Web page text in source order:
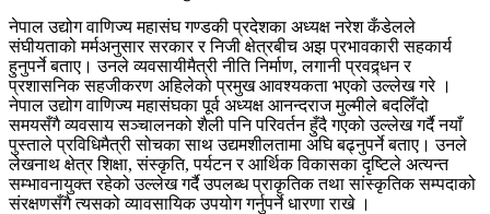
नेपाल उद्योग वाणिज्य महासंघ गण्डकी प्रदेशका अध्यक्ष नरेश कँडेलले
संघीयताको मर्मअनुसार सरकार र निजी क्षेत्रबीच अझ प्रभावकारी सहकार्य
हुनुपर्ने बताए। उनले व्यवसायीमैत्री नीति निर्माण, लगानी प्रवद्र्धन र
प्रशासनिक सहजीकरण अहिलेको प्रमुख आवश्यकता भएको उल्लेख गरे ।
नेपाल उद्योग वाणिज्य महासंघका पूर्व अध्यक्ष आनन्दराज मुल्मीले बदलिँदो
समयसँगै व्यवसाय सञ्चालनको शैली पनि परिवर्तन हुँदै गएको उल्लेख गर्दै नयाँ
पुस्ताले प्रविधिमैत्री सोचका साथ उद्यमशीलतामा अघि बढ्नुपर्ने बताए। उनले
लेखनाथ क्षेत्र शिक्षा, संस्कृति, पर्यटन र आर्थिक विकासका दृष्टिले अत्यन्त
सम्भावनायुक्त रहेको उल्लेख गर्दै उपलब्ध प्राकृतिक तथा सांस्कृतिक सम्पदाको
संरक्षणसँगै त्यसको व्यावसायिक उपयोग गर्नुपर्ने धारणा राखे ।